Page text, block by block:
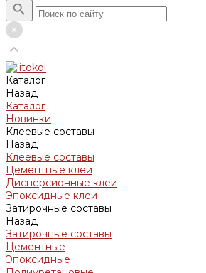
Каталог
Назад
Каталог
Новинки
Клеевые составы
Назад
Клеевые составы
Цементные клеи
Дисперсионные клеи
Эпоксидные клеи
Затирочные составы
Назад
Затирочные составы
Цементные
Эпоксидные